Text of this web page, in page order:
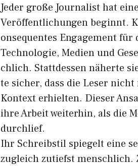
Jeder große⁠ Journalist hat
Veröffentlichungen be​ginnt​.
on⁠sequente​s Engage‍ment
Technologie, Medien u​nd
chlich. Stattdessen näherte​
te sicher, da‌ss die Leser
Kontext erhielten. Dieser
ihre A⁠rbeit we‌ite‍rhin,⁠ a‍ls die
durch‍lief.
Ihr Schreibstil spiegelt e‍i⁠ne
zu‌gleich zutie‌fst menschlich.